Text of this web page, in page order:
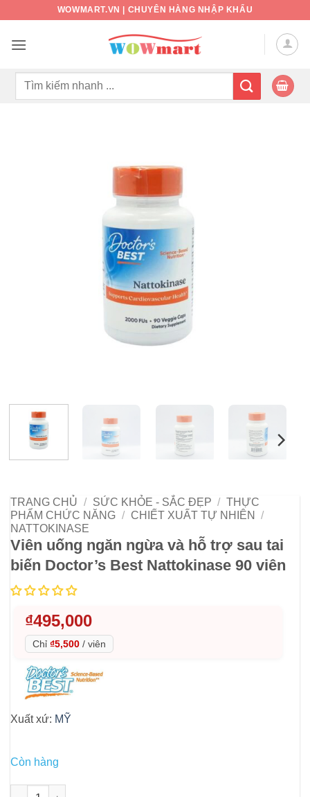
nội
WOWMART.VN | CHUYÊN HÀNG NHẬP KHẨU
Tìm
TRANG CHỦ / SỨC KHỎE - SẮC ĐẸP / THỰC
PHẨM CHỨC NĂNG / CHIẾT XUẤT TỰ NHIÊN
/
NATTOKINASE
Viên uống ngăn ngừa và hỗ trợ sau tai
biến Doctor’s Best Nattokinase 90 viên
₫495,000
Chỉ ₫5,500 / viên
Xuất xứ: MỸ
Còn hàng
Viên uống ngăn ngừa và hỗ trợ sau tai biến Doctor's Best